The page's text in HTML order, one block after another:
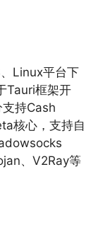
Linux平台下
Tauri框架开
持Cash
核心，支持自
、V2Ray等